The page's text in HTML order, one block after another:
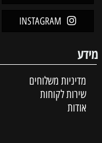
INSTAGRAM
מידע
מדיניות משלוחים
שירות לקוחות
אודות